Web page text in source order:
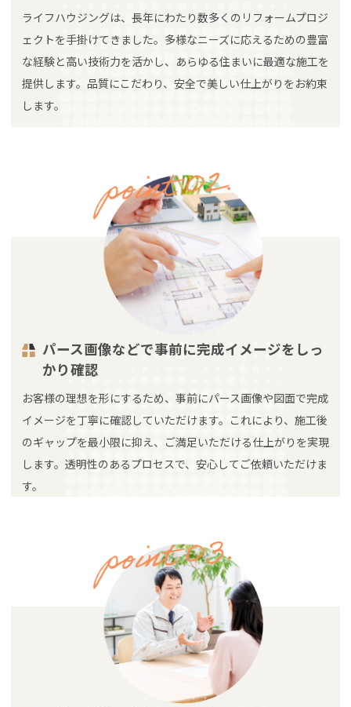
ライフハウジングは、長年にわたり数多くのリフォームプロジ
ェクトを手掛けてきました。多様なニーズに応えるための豊富
な経験と高い技術力を活かし、あらゆる住まいに最適な施工を
提供します。品質にこだわり、安全で美しい仕上がりをお約束
します。
パース画像などで事前に完成イメージをしっ
かり確認
お客様の理想を形にするため、事前にパース画像や図面で完成
イメージを丁寧に確認していただけます。これにより、施工後
のギャップを最小限に抑え、ご満足いただける仕上がりを実現
します。透明性のあるプロセスで、安心してご依頼いただけま
す。